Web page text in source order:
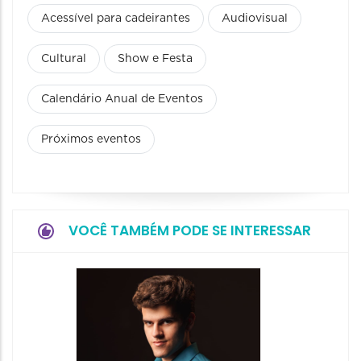
Acessível para cadeirantes Audiovisual
Cultural Show e Festa
Calendário Anual de Eventos
Próximos eventos
VOCÊ TAMBÉM PODE SE INTERESSAR